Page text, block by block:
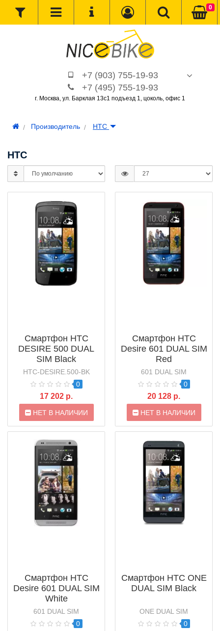
+7 (903) 755-19-93
+7 (495) 755-19-93
г. Москва, ул. Барклая 13с1 подъезд 1, цоколь, офис 1
0
Производитель HTC
HTC
Смартфон HTC
DESIRE 500 DUAL
SIM Black
HTC-DESIRE.500-BK
0
17 202 р.
НЕТ В НАЛИЧИИ
Смартфон HTC
Desire 601 DUAL SIM
Red
601 DUAL SIM
0
20 128 р.
НЕТ В НАЛИЧИИ
Смартфон HTC
Desire 601 DUAL SIM
White
601 DUAL SIM
0
Смартфон HTC ONE
DUAL SIM Black
ONE DUAL SIM
0